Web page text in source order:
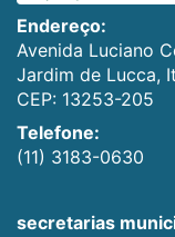
Endereço:
Avenida Luciano
Jardim de Lucca,
CEP: 13253-205
Telefone:
(11) 3183-0630
secretarias